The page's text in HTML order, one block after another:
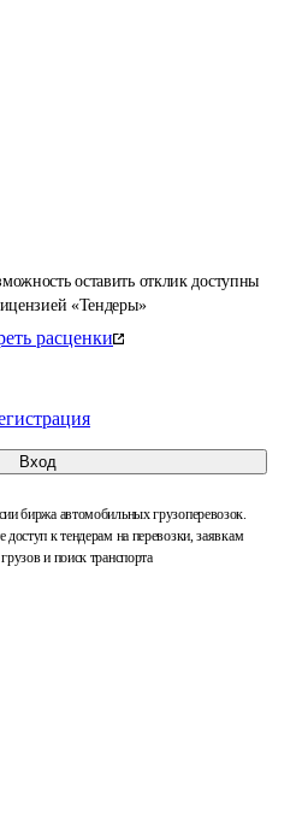
оставить отклик доступны
«Тендеры»
расценки
Вход
биржа автомобильных грузоперевозок.
доступ к тендерам на перевозки, заявкам
и поиск транспорта